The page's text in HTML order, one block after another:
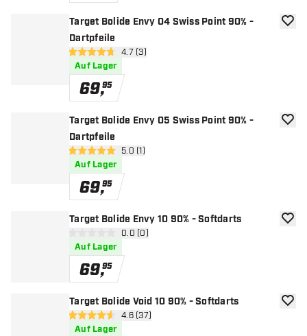
Target Bolide Envy 04 Swiss Point 90% -
Dartpfeile
Bewertungsbereich öffnen
4.7 Bewertungssterne
4.7 (3)
Auf Lager
69,95
Zur
Target Bolide Envy 05 Swiss Point 90% -
Dartpfeile
Bewertungsbereich öffnen
5 Bewertungssterne
5.0 (1)
Auf Lager
69,95
Zur
Target Bolide Envy 10 90% - Softdarts
Bewertungsbereich öffnen
0 Bewertungssterne
0.0 (0)
Auf Lager
69,95
Zur
Target Bolide Void 10 90% - Softdarts
Bewertungsbereich öffnen
4.6 Bewertungssterne
4.6 (37)
Auf Lager
Zur